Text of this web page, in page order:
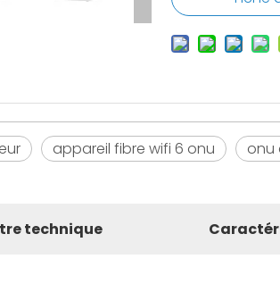
appareil fibre wifi 6 onu onu
technique